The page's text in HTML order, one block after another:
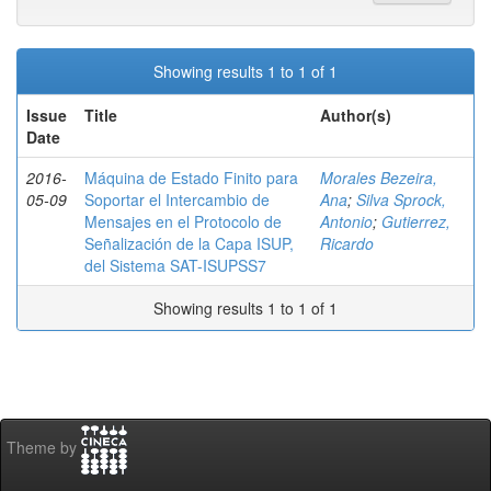
Showing results 1 to 1 of 1
Issue
Date
Title Author(s)
2016-
05-09
Máquina de Estado Finito para
Soportar el Intercambio de
Mensajes en el Protocolo de
Señalización de la Capa ISUP,
del Sistema SAT-ISUPSS7
Morales Bezeira,
Ana; Silva Sprock,
Antonio; Gutierrez,
Ricardo
Showing results 1 to 1 of 1
Theme by